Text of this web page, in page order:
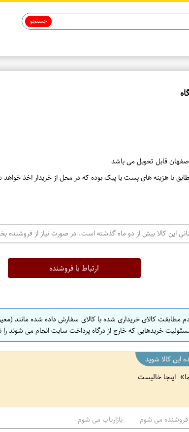
جستجو
ف
و
ت
ه
ص
ف
ه
ا
ن
ف
ه
قابل تحویل می باشد
با هزینه های پست یا پیک بوده که در محل از خریدار اخذ
این کالا بیش از دو ماه گذشته است. در صورت نیاز از فروشنده
ارتباط با فروشنده
مطابقت کالای خریداری شده با کالای سفارش داده شده مانند
خریدهایی که خارج از درگاه پرداخت سایت انجام می شوند را
این کالا شوید
اینجا خالیست
فروشنده می شوم بازاریاب می شوم